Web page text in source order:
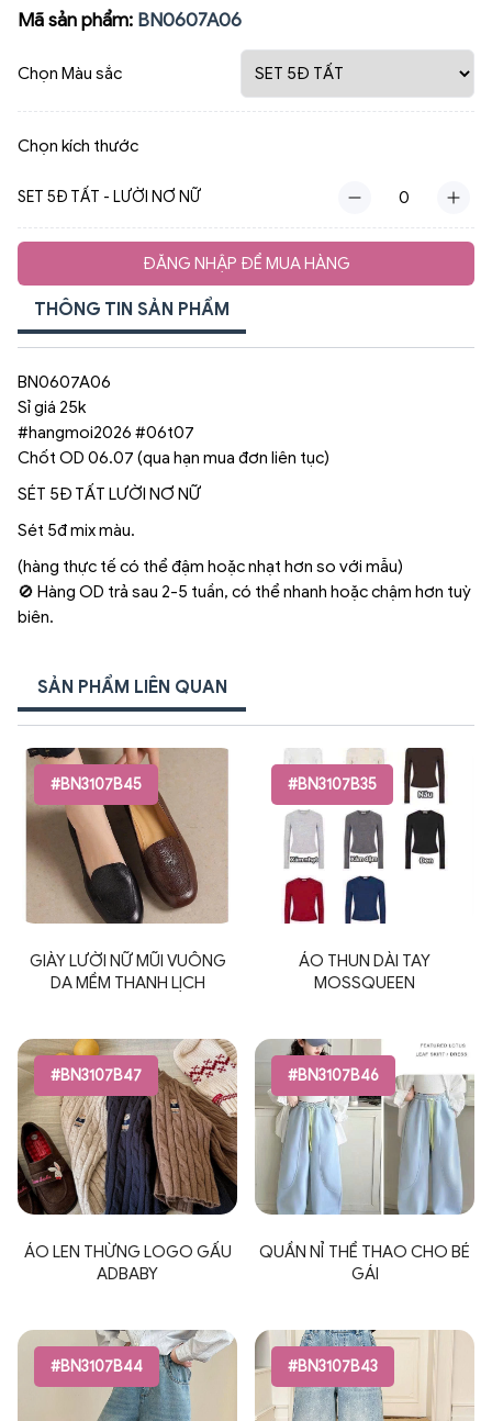
Mã sản phẩm: BN0607A06
Chọn Màu sắc
Chọn kích thước
SET 5Đ TẤT - LƯỜI NƠ NỮ
ĐĂNG NHẬP ĐỂ MUA HÀNG
THÔNG TIN SẢN PHẨM
BN0607A06
Sỉ giá 25k
#hangmoi2026 #06t07
Chốt OD 06.07 (qua hạn mua đơn liên tục)
SÉT 5Đ TẤT LƯỜI NƠ NỮ
Sét 5đ mix màu.
(hàng thực tế có thể đậm hoặc nhạt hơn so với mẫu)
🚫 Hàng OD trả sau 2-5 tuần, có thể nhanh hoặc chậm hơn tuỳ
biên.
SẢN PHẨM LIÊN QUAN
#BN3107B45
GIÀY LƯỜI NỮ MŨI VUÔNG
DA MỀM THANH LỊCH
#BN3107B35
ÁO THUN DÀI TAY
MOSSQUEEN
#BN3107B47
ÁO LEN THỪNG LOGO GẤU
ADBABY
#BN3107B46
QUẦN NỈ THỂ THAO CHO BÉ
GÁI
#BN3107B44 #BN3107B43